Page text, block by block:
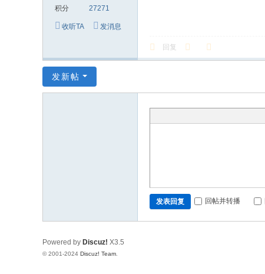
积分 27271
收听TA 发消息
回复
发新帖
发表回复 回帖并转播
Powered by Discuz! X3.5
© 2001-2024 Discuz! Team